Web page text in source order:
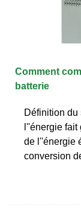
Comment
batterie
Définition
l''énergie
de l''énergie
conversion